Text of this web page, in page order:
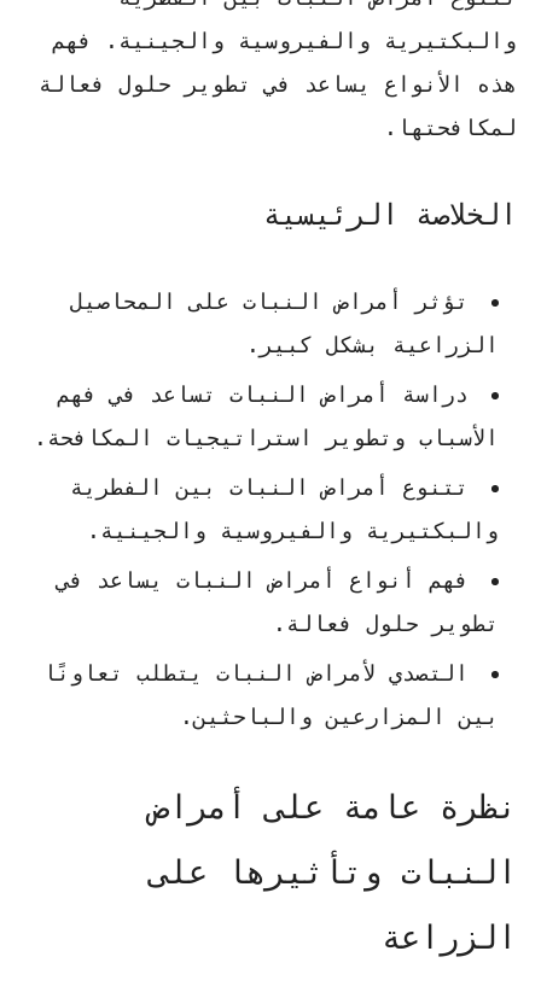
والبكتيرية والفيروسية والجينية. فهم
هذه الأنواع يساعد في تطوير حلول فعالة
لمكافحتها.
الخلاصة الرئيسية
تؤثر أمراض النبات على المحاصيل
الزراعية بشكل كبير.
دراسة أمراض النبات تساعد في فهم
الأسباب وتطوير استراتيجيات المكافحة.
تتنوع أمراض النبات بين الفطرية
والبكتيرية والفيروسية والجينية.
فهم أنواع أمراض النبات يساعد في
تطوير حلول فعالة.
التصدي لأمراض النبات يتطلب تعاونًا
بين المزارعين والباحثين.
نظرة عامة على أمراض
النبات وتأثيرها على
الزراعة